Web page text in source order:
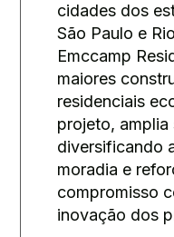
cidades dos
São Paulo e
Emccamp
maiores
residenciais
projeto, amplia
diversificando
moradia e
compromisso
inovação dos